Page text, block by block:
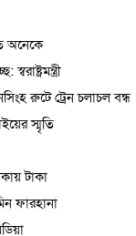
অনেকে
রুটে ট্রেন চলাচল বন্ধ
স্মৃতি
টাকা
ফারহানা